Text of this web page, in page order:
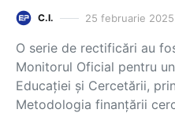
C.I. 25 februarie 2025
O serie de rectificări au
Monitorul Oficial pentru
Educației și Cercetării,
Metodologia finanțării